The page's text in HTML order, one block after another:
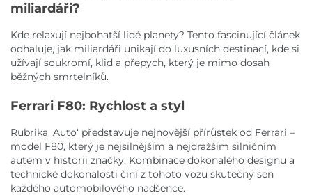
miliardáři?
Kde relaxují nejbohatší lidé planety? Tento fascinující článek
odhaluje, jak miliardáři unikají do luxusních destinací, kde si
užívají soukromí, klid a přepych, který je mimo dosah
běžných smrtelníků.
Ferrari F80: Rychlost a styl
Rubrika ,Auto‘ představuje nejnovější přírůstek od Ferrari –
model F80, který je nejsilnějším a nejdražším silničním
autem v historii značky. Kombinace dokonalého designu a
technické dokonalosti činí z tohoto vozu skutečný sen
každého automobilového nadšence.